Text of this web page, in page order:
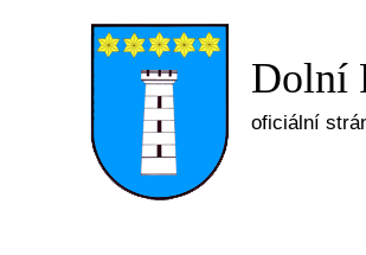
Dolní
oficiální